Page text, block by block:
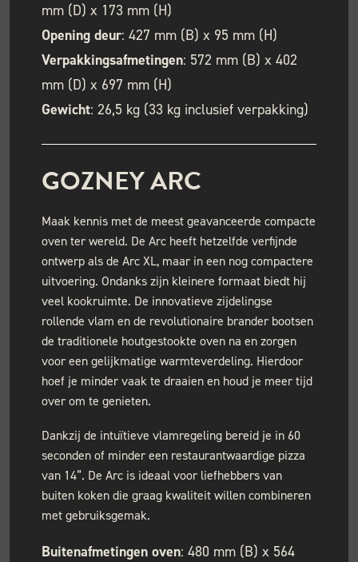
mm (D) x 173 mm (H)
Opening deur: 427 mm (B) x 95 mm (H)
Verpakkingsafmetingen: 572 mm (B) x 402
mm (D) x 697 mm (H)
Gewicht: 26,5 kg (33 kg inclusief verpakking)
GOZNEY ARC
Maak kennis met de meest geavanceerde compacte
oven ter wereld. De Arc heeft hetzelfde verfijnde
ontwerp als de Arc XL, maar in een nog compactere
uitvoering. Ondanks zijn kleinere formaat biedt hij
veel kookruimte. De innovatieve zijdelingse
rollende vlam en de revolutionaire brander bootsen
de traditionele houtgestookte oven na en zorgen
voor een gelijkmatige warmteverdeling. Hierdoor
hoef je minder vaak te draaien en houd je meer tijd
over om te genieten.
Dankzij de intuïtieve vlamregeling bereid je in 60
seconden of minder een restaurantwaardige pizza
van 14”. De Arc is ideaal voor liefhebbers van
buiten koken die graag kwaliteit willen combineren
met gebruiksgemak.
Buitenafmetingen oven: 480 mm (B) x 564